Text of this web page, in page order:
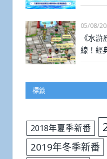
05/08/
《水
線！經
標籤
2018年夏季新番
2019年冬季新番